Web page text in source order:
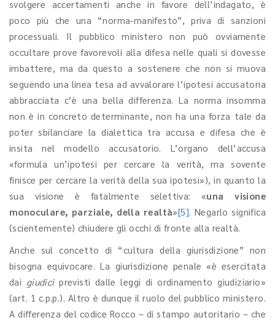
svolgere accertamenti anche in favore dell’indagato, è
poco più che una “norma-manifesto”, priva di sanzioni
processuali. Il pubblico ministero non può ovviamente
occultare prove favorevoli alla difesa nelle quali si dovesse
imbattere, ma da questo a sostenere che non si muova
seguendo una linea tesa ad avvalorare l’ipotesi accusatoria
abbracciata c’è una bella differenza. La norma insomma
non è in concreto determinante, non ha una forza tale da
poter sbilanciare la dialettica tra accusa e difesa che è
insita nel modello accusatorio. L’organo dell’accusa
«formula un’ipotesi per cercare la verità, ma sovente
finisce per cercare la verità della sua ipotesi»), in quanto la
sua visione è fatalmente selettiva: «una visione
monoculare, parziale, della realtà»[5]. Negarlo significa
(scientemente) chiudere gli occhi di fronte alla realtà.
Anche sul concetto di “cultura della giurisdizione” non
bisogna equivocare. La giurisdizione penale «è esercitata
dai giudiciprevisti dalle leggi di ordinamento giudiziario»
(art. 1 c.p.p.). Altro è dunque il ruolo del pubblico ministero.
A differenza del codice Rocco – di stampo autoritario – che